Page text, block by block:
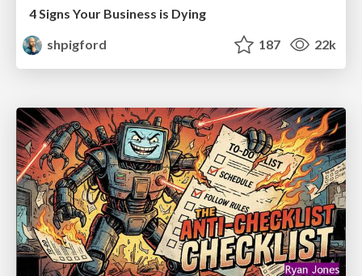
4 Signs Your Business is Dying
shpigford
187 22k